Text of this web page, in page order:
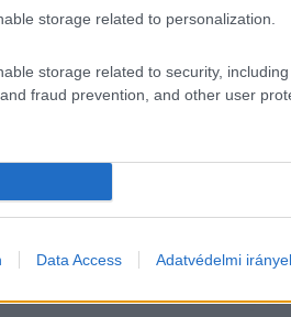
storage related to personalization.
storage related to security, including
fraud prevention, and other user
Data Access Adatvédelmi